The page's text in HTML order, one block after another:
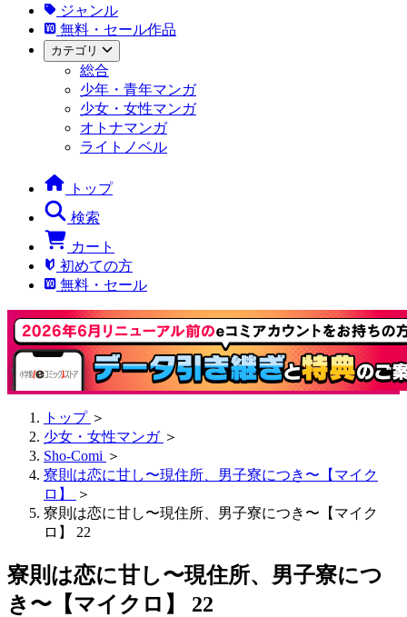
ジャンル
無料・セール作品
カテゴリ
総合
少年・青年マンガ
少女・女性マンガ
オトナマンガ
ライトノベル
トップ
検索
カート
初めての方
無料・セール
トップ ＞
少女・女性マンガ ＞
Sho-Comi ＞
寮則は恋に甘し〜現住所、男子寮につき〜【マイク
ロ】
＞
寮則は恋に甘し〜現住所、男子寮につき〜【マイク
ロ】 22
寮則は恋に甘し〜現住所、男子寮につ
き〜【マイクロ】 22